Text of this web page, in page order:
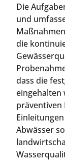
Die
und
die
dass die
eingehalten
präventiven
Abwässer